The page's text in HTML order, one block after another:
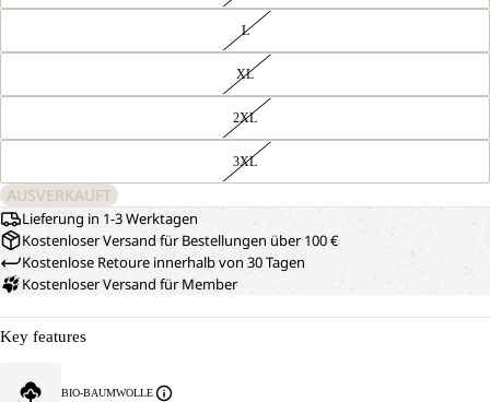
L
XL
2XL
3XL
AUSVERKAUFT
Lieferung in 1-3 Werktagen
Kostenloser Versand für Bestellungen über 100 €
Kostenlose Retoure innerhalb von 30 Tagen
Kostenloser Versand für Member
Key features
BIO-BAUMWOLLE